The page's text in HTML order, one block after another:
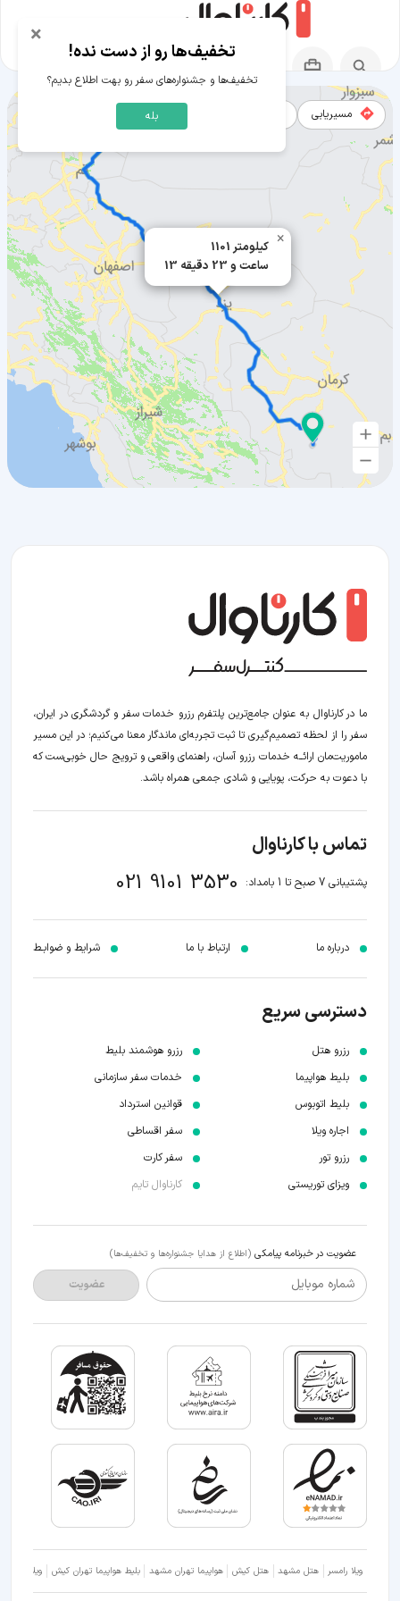
1101 کیلومتر
13 ساعت و 23 دقیقه
×
مسیریابی
ما در کارناوال به عنوان جامع‌ترین پلتفرم رزرو خدمات سفر و گردشگری در ایران،
سفر را از لحظه‌ تصمیم‌گیری تا ثبت تجربه‌ای ماندگار معنا می‌کنیم؛ در این مسیر‍
ماموریت‌مان اراﺋــﻪ خدمات رزرو آسان، راهنمای واقعی و ترویج حال خوبی‌ست که
با دعوت به حرکت، پویایی و شادی جمعی همراه باشد.
تماس با کارناوال
پشتیبانی 7 صبح تا 1 بامداد: 021 9101 3530
درباره ما ارتباط با ما شرایط و ضوابـط
دسترسی سریع
رزرو هتل
بلیط هواپیما
بلیط اتوبوس
اجاره ویلا
رزرو تور
ویزای توریستی
رزرو هوشمند بلیط
خدمات سفر سازمانی
قوانین استرداد
سفر اقساطی
سفر کارت
کارناوال تایم
عضویت در خبرنامه پیامکی (اطلاع از هدایا جشنواره‌ها و تخفیف‌ها)
شماره موبایل عضویت
ویلا رامسر هتل مشهد هتل کیش هواپیما تهران مشهد بلیط هواپیما تهران کیش ویلا شمال
× تخفیف‌ها رو از دست نده!
تخفیف‌ها و جشنواره‌های سفر رو بهت اطلاع بدیم؟
بله